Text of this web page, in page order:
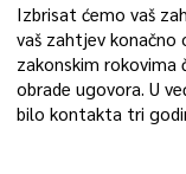
Izbrisat ćemo vaš
vaš zahtjev konačno
zakonskim rokovima
obrade ugovora. U
bilo kontakta tri